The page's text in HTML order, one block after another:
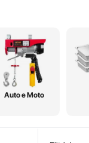
Auto e Moto